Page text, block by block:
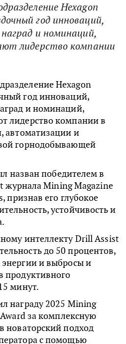
Hexagon
год инноваций,
и номинаций,
лидерство компании
Hexagon
год инноваций,
и номинаций,
лидерство компании в
автоматизации и
горнодобывающей
назван победителем в
журнала Mining Magazine
признав его глубокое
устойчивость и
интеллекту Drill Assist
до 50 процентов,
и выбросы и
продуктивного
минут.
награду 2025 Mining
за комплексную
новаторский подход
с помощью